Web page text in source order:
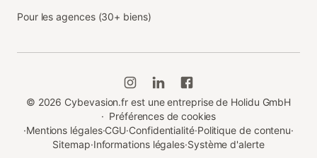
Pour les agences (30+ biens)
© 2026 Cybevasion.fr est une entreprise de Holidu GmbH
· Préférences de cookies
·Mentions légales·CGU·Confidentialité·Politique de contenu·
Sitemap·Informations légales·Système d'alerte